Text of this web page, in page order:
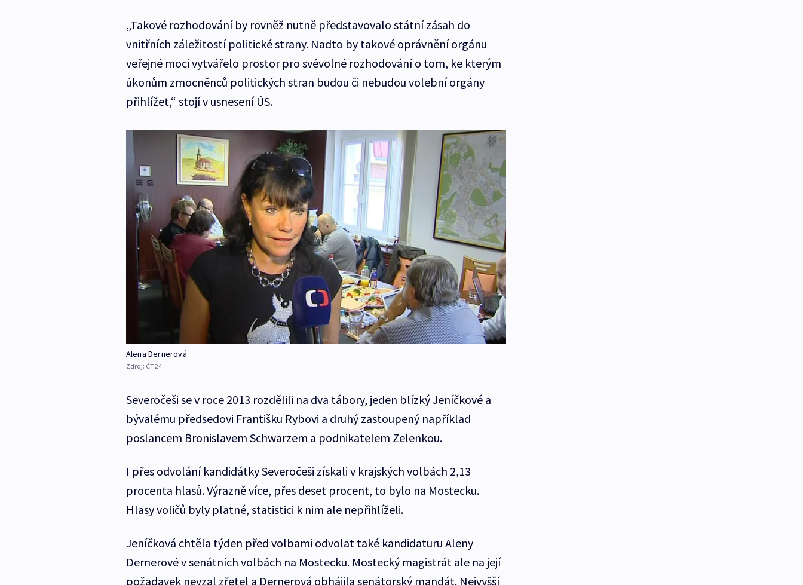
„Takové rozhodování by rovněž nutně představovalo státní zásah do
vnitřních záležitostí politické strany. Nadto by takové oprávnění orgánu
veřejné moci vytvářelo prostor pro svévolné rozhodování o tom, ke kterým
úkonům zmocněnců politických stran budou či nebudou volební orgány
přihlížet,“ stojí v usnesení ÚS.
Alena Dernerová
Zdroj: ČT24
Severočeši se v roce 2013 rozdělili na dva tábory, jeden blízký Jeníčkové a
bývalému předsedovi Františku Rybovi a druhý zastoupený například
poslancem Bronislavem Schwarzem a podnikatelem Zelenkou.
I přes odvolání kandidátky Severočeši získali v krajských volbách 2,13
procenta hlasů. Výrazně více, přes deset procent, to bylo na Mostecku.
Hlasy voličů byly platné, statistici k nim ale nepřihlíželi.
Jeníčková chtěla týden před volbami odvolat také kandidaturu Aleny
Dernerové v senátních volbách na Mostecku. Mostecký magistrát ale na její
požadavek nevzal zřetel a Dernerová obhájila senátorský mandát. Nejvyšší